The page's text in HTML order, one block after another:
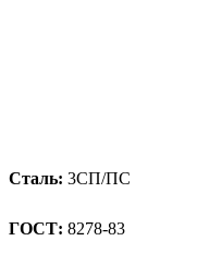
Сталь: 3СП/ПС
ГОСТ: 8278-83